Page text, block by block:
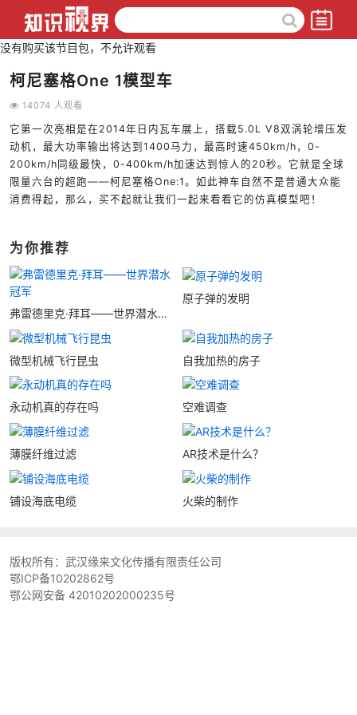
没有购买该节目包，不允许观看
柯尼塞格One 1模型车
14074 人观看
它第一次亮相是在2014年日内瓦车展上，搭载5.0L V8双涡轮增压发
动机，最大功率输出将达到1400马力，最高时速450km/h，0-
200km/h同级最快，0-400km/h加速达到惊人的20秒。它就是全球
限量六台的超跑——柯尼塞格One:1。如此神车自然不是普通大众能
消费得起，那么，买不起就让我们一起来看看它的仿真模型吧！
为你推荐
弗雷德里克·拜耳——世界潜水冠
原子弹的发明
微型机械飞行昆虫 自我加热的房子
永动机真的存在吗 空难调查
薄膜纤维过滤 AR技术是什么？
铺设海底电缆 火柴的制作
版权所有： 武汉缘来文化传播有限责任公司
鄂ICP备10202862号
鄂公网安备 42010202000235号